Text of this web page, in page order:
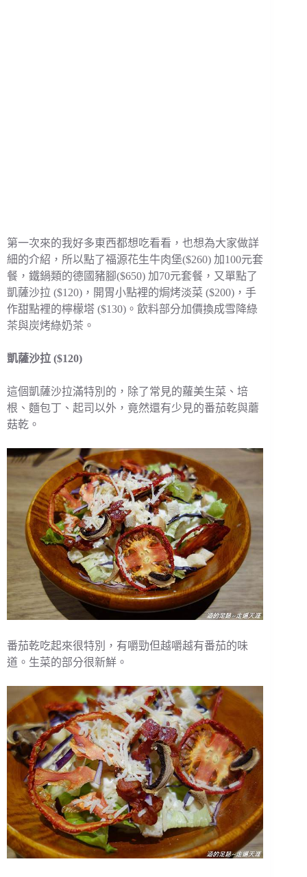
第一次來的我好多東西都想吃看看，也想為大家做詳
細的介紹，所以點了福源花生牛肉堡($260) 加100元套
餐，鐵鍋類的德國豬腳($650) 加70元套餐，又單點了
凱薩沙拉 ($120)，開胃小點裡的焗烤淡菜 ($200)，手
作甜點裡的檸檬塔 ($130)。飲料部分加價換成雪降綠
茶與炭烤綠奶茶。
凱薩沙拉 ($120)
這個凱薩沙拉滿特別的，除了常見的蘿美生菜、培
根、麵包丁、起司以外，竟然還有少見的番茄乾與蘑
菇乾。
番茄乾吃起來很特別，有嚼勁但越嚼越有番茄的味
道。生菜的部分很新鮮。